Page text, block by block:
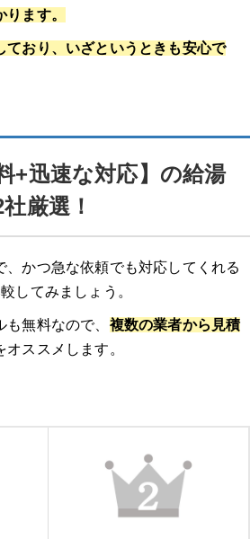
ます。
ており、いざというときも安心で
+迅速な対応】の給湯
厳選！
、かつ急な依頼でも対応してくれる
してみましょう。
無料なので、 複数の業者から見積
ススメします。